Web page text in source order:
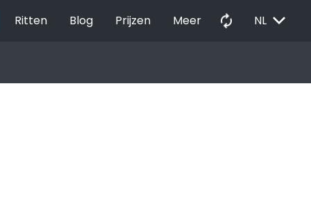
Ritten Blog Prijzen Meer autorenew NL EXPAND_MORE